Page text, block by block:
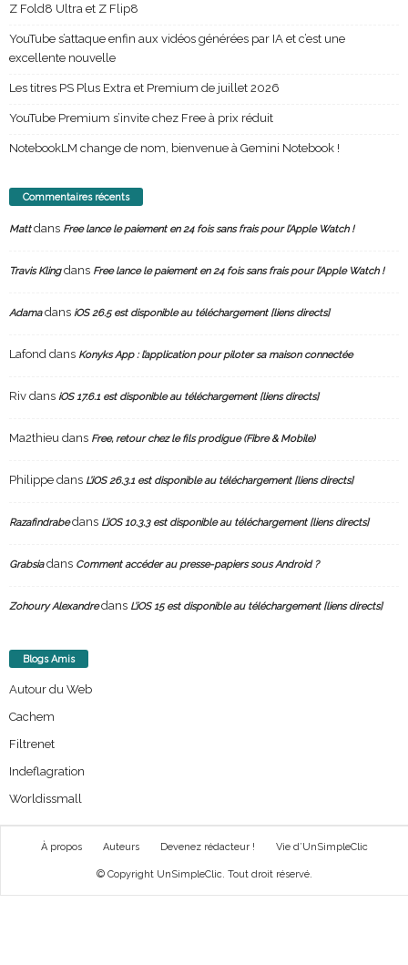
Z Fold8 Ultra et Z Flip8
YouTube s’attaque enfin aux vidéos générées par IA et c’est une
excellente nouvelle
Les titres PS Plus Extra et Premium de juillet 2026
YouTube Premium s’invite chez Free à prix réduit
NotebookLM change de nom, bienvenue à Gemini Notebook !
Commentaires récents
Mattdans Free lance le paiement en 24 fois sans frais pour l’Apple Watch !
Travis Klingdans Free lance le paiement en 24 fois sans frais pour l’Apple Watch !
Adamadans iOS 26.5 est disponible au téléchargement [liens directs]
Lafond dans Konyks App : l’application pour piloter sa maison connectée
Riv dans iOS 17.6.1 est disponible au téléchargement [liens directs]
Ma2thieu dans Free, retour chez le fils prodigue (Fibre & Mobile)
Philippe dans L’iOS 26.3.1 est disponible au téléchargement [liens directs]
Razafindrabedans L’iOS 10.3.3 est disponible au téléchargement [liens directs]
Grabsiadans Comment accéder au presse-papiers sous Android ?
Zohoury Alexandredans L’iOS 15 est disponible au téléchargement [liens directs]
Blogs Amis
Autour du Web
Cachem
Filtrenet
Indeflagration
Worldissmall
À propos Auteurs Devenez rédacteur ! Vie d’UnSimpleClic
© Copyright UnSimpleClic. Tout droit réservé.